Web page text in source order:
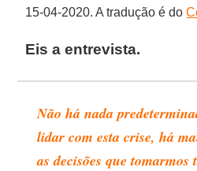
15-04-2020. A tradução é do
Eis a entrevista.
Não há nada
lidar com esta crise, há
as decisões que